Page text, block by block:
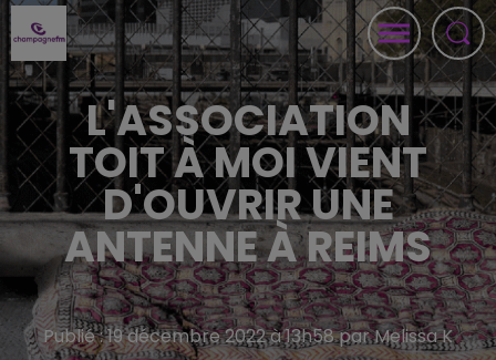
L'ASSOCIATION
TOIT À MOI VIENT
D'OUVRIR UNE
ANTENNE À REIMS
Publié : 19 décembre 2022 à 13h58 par Melissa K